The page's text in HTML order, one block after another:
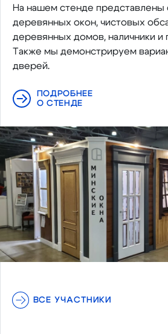
На нашем стенде представлены
деревянных окон, чистовых
деревянных домов, наличники и
Также мы демонстрируем
дверей.
ПОДРОБНЕЕ
О СТЕНДЕ
ВСЕ УЧАСТНИКИ